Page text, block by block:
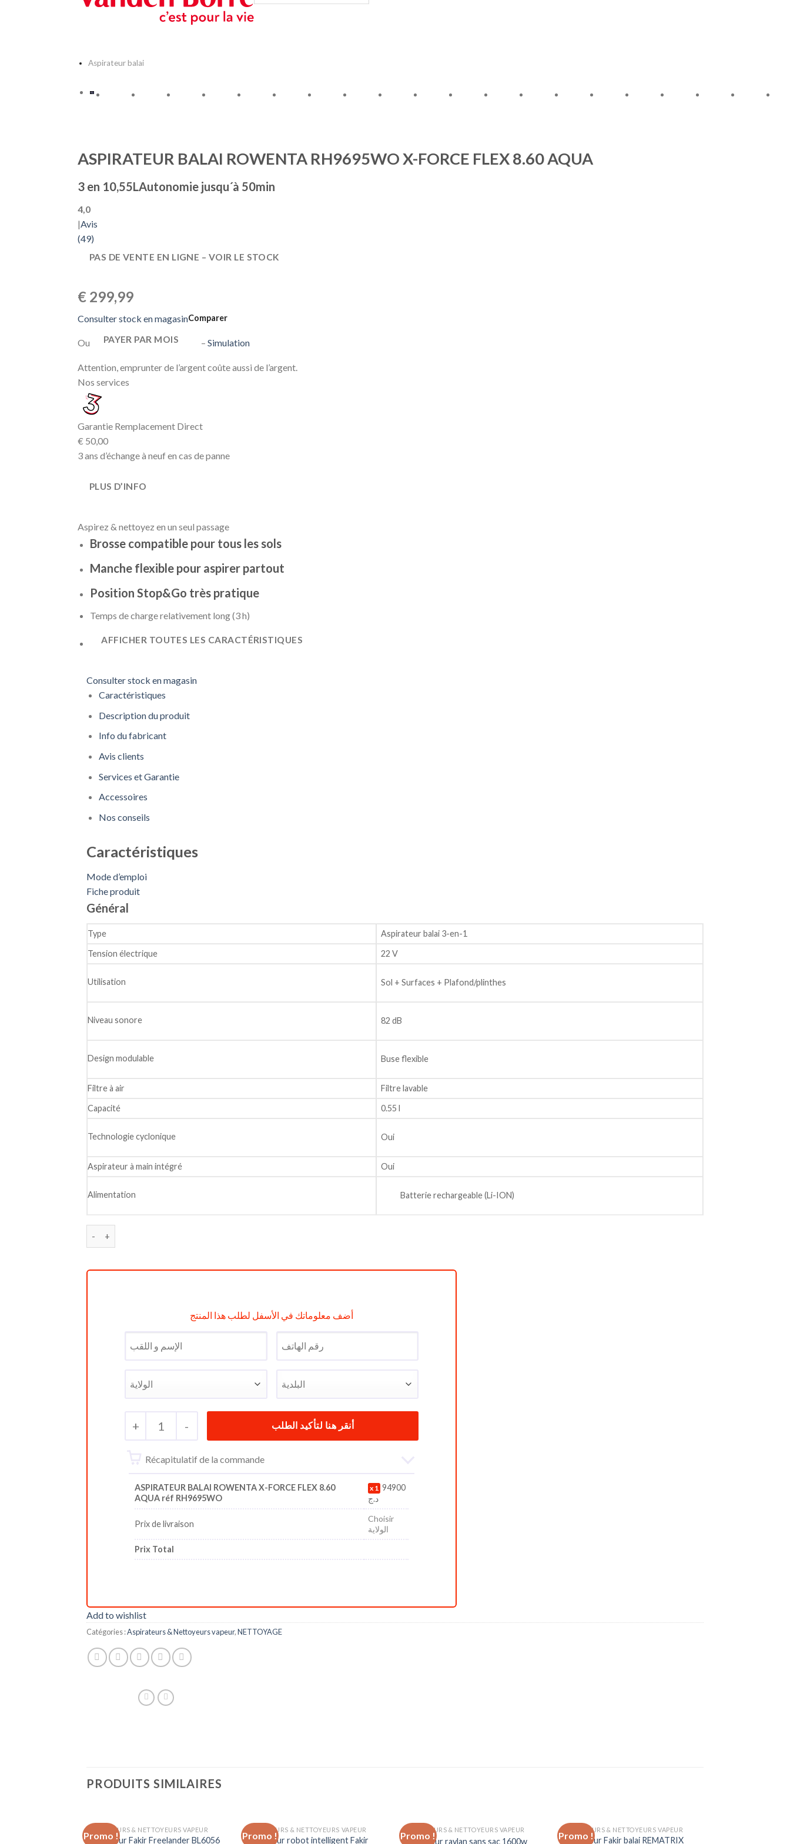
était :
د.ج 98000.
est :
Aspirateur balai
ASPIRATEUR BALAI ROWENTA RH9695WO X-FORCE FLEX 8.60 AQUA
3 en 10,55LAutonomie jusqu´à 50min
4,0
|Avis
(49)
PAS DE VENTE EN LIGNE – VOIR LE STOCK
€ 299,99
Consulter stock en magasinComparer
Ou PAYER PAR MOIS –Simulation
Attention, emprunter de l’argent coûte aussi de l’argent.
Nos services
Garantie Remplacement Direct
€ 50,00
3 ans d’échange à neuf en cas de panne
PLUS D’INFO
Aspirez & nettoyez en un seul passage
Brosse compatible pour tous les sols
Manche flexible pour aspirer partout
Position Stop&Go très pratique
Temps de charge relativement long (3 h)
AFFICHER TOUTES LES CARACTÉRISTIQUES
Consulter stock en magasin
Caractéristiques
Description du produit
Info du fabricant
Avis clients
Services et Garantie
Accessoires
Nos conseils
Caractéristiques
Mode d’emploi
Fiche produit
Général
Type
Aspirateur balai 3-en-1
Tension électrique
22 V
Utilisation Sol + Surfaces + Plafond/plinthes
Niveau sonore 82 dB
Design modulable Buse flexible
Filtre à air
Filtre lavable
Capacité
0.55 l
Technologie cyclonique Oui
Aspirateur à main intégré Oui
Alimentation Batterie rechargeable (Li-ION)
أضف معلوماتك في الأسفل لطلب هذا المنتج
+ 1 -
Récapitulatif de la commande
ASPIRATEUR BALAI ROWENTA X-FORCE FLEX 8.60
AQUA réf RH9695WO
1 94900
د.ج
Prix de livraison
Choisir
الولاية
Prix Total
Add to wishlist
Catégories :Aspirateurs & Nettoyeurs vapeur,NETTOYAGE
PRODUITS SIMILAIRES
Promo !
Add to
ASPIRATEURS & NETTOYEURS VAPEUR
Aspirateur Fakir Freelander BL6056 Promo !
Add to
ASPIRATEURS & NETTOYEURS VAPEUR
Aspirateur robot intelligent Fakir Promo !
Add to
ASPIRATEURS & NETTOYEURS VAPEUR
Aspirateur raylan sans sac 1600w
Promo !
Add to
ASPIRATEURS & NETTOYEURS VAPEUR
Aspirateur Fakir balai REMATRIX